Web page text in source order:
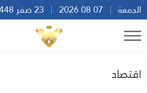
الجمعة
اقتصاد